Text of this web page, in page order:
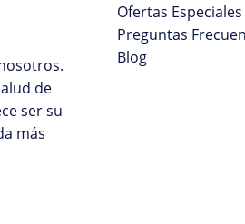
de
ser su
más
Ofertas Especiales
Preguntas
Blog